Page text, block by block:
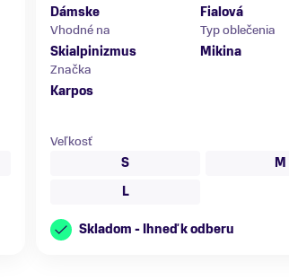
Dámske
Fialová
Vhodné na
Skialpinizmus
Typ oblečenia
Mikina
Značka
Karpos
Veľkosť
S
M
L
Skladom - Ihneď k odberu